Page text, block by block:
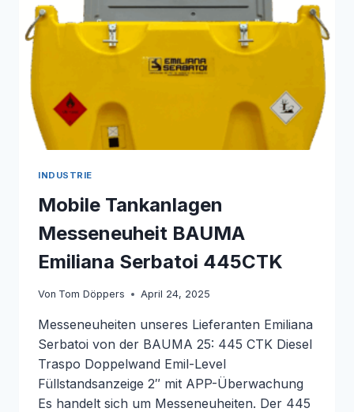
INDUSTRIE
Mobile Tankanlagen
Messeneuheit BAUMA
Emiliana Serbatoi 445CTK
Von Tom Döppers April 24, 2025
Messeneuheiten unseres Lieferanten Emiliana
Serbatoi von der BAUMA 25: 445 CTK Diesel
Traspo Doppelwand Emil-Level
Füllstandsanzeige 2″ mit APP-Überwachung
Es handelt sich um Messeneuheiten. Der 445